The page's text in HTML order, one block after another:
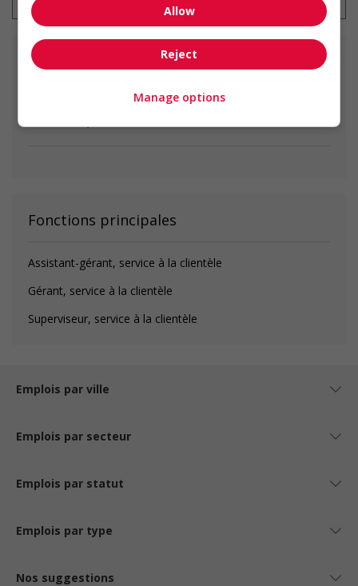
Emplois
retail store supervisor
Fonctions principales
Assistant-gérant, service à la clientèle
Gérant, service à la clientèle
Superviseur, service à la clientèle
Emplois par ville
Emplois par secteur
Emplois par statut
Emplois par type
Nos suggestions
Allow
Reject
Manage options